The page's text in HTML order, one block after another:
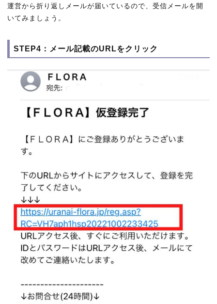
運営から折り返しメールが届いているので、受信メールを開
いてみましょう。
STEP4：メール記載のURLをクリック